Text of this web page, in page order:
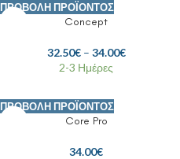
ΠΡΟΒΟΛΉ ΠΡΟΪΌΝΤΟΣ
Concept
32.50€ – 34.00€
2-3 Ημέρες
ΠΡΟΒΟΛΉ ΠΡΟΪΌΝΤΟΣ
Core Pro
34.00€